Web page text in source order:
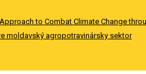
to Combat Climate Change
moldavský agropotravinársky sektor